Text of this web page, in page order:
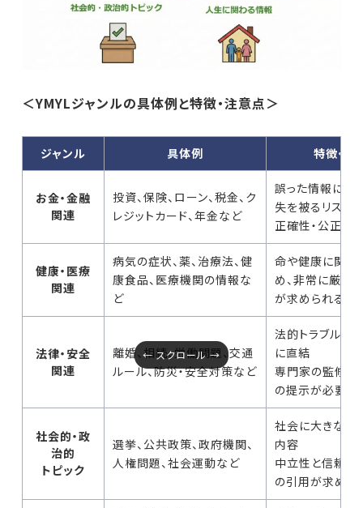
＜YMYLジャンルの具体例と特徴・注意点＞
ジャンル 具体例 特徴・注
お金・金融
関連
投資、保険、ローン、税金、ク
レジットカード、年金など
誤った情報によ
失を被るリスク
正確性・公正性
健康・医療
関連
病気の症状、薬、治療法、健
康食品、医療機関の情報な
ど
命や健康に関わ
め、非常に厳し
が求められる
法律・安全
関連
離婚、相続、労働問題、交通
ルール、防災・安全対策など
法的トラブルや
に直結
専門家の監修や
の提示が必要
社会的・政
治的
トピック
選挙、公共政策、政府機関、
人権問題、社会運動など
社会に大きな影
内容
中立性と信頼で
の引用が求めら